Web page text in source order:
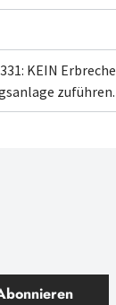
KEIN
zuführen.